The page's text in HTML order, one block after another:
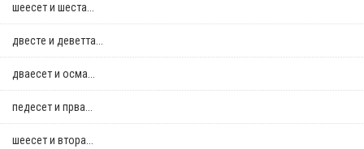
шеесет и шеста...
двестe и деветта...
дваесет и осма...
педесет и прва...
шеесет и втора...